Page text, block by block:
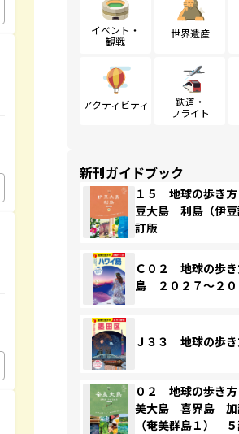
イベント・
観戦
世界遺産
アクティビティ
鉄道・
フライト
新刊ガイドブック
１５ 地球の歩き
豆大島 利島（伊
訂版
Ｃ０２ 地球の歩
島 ２０２７～２０
Ｊ３３ 地球の歩
０２ 地球の歩き
美大島 喜界島 加
（奄美群島１）